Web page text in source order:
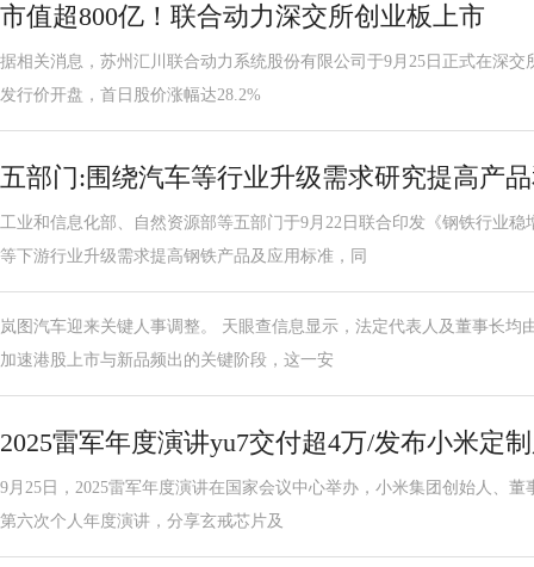
市值超800亿！联合动力深交所创业板上市
据相关消息，苏州汇川联合动力系统股份有限公司于9月25日正式在深交
发行价开盘，首日股价涨幅达28.2%
五部门:围绕汽车等行业升级需求研究提高产
工业和信息化部、自然资源部等五部门于9月22日联合印发《钢铁行业
等下游行业升级需求提高钢铁产品及应用标准，同
岚图汽车迎来关键人事调整。 天眼查信息显示，法定代表人及董事长均
加速港股上市与新品频出的关键阶段，这一安
2025雷军年度演讲yu7交付超4万/发布小米定
9月25日，2025雷军年度演讲在国家会议中心举办，小米集团创始人、董
第六次个人年度演讲，分享玄戒芯片及